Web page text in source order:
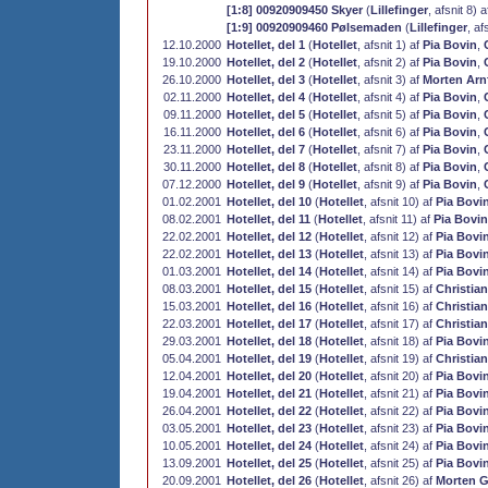
[1:8] 00920909450 Skyer (Lillefinger , afsnit 8)
[1:9] 00920909460 Pølsemaden (Lillefinger ,
12.10.2000 Hotellet, del 1 (Hotellet , afsnit 1) af Pia Bovin
19.10.2000 Hotellet, del 2 (Hotellet , afsnit 2) af Pia Bovin
26.10.2000 Hotellet, del 3 (Hotellet , afsnit 3) af Morten
02.11.2000 Hotellet, del 4 (Hotellet , afsnit 4) af Pia Bovin
09.11.2000 Hotellet, del 5 (Hotellet , afsnit 5) af Pia Bovin
16.11.2000 Hotellet, del 6 (Hotellet , afsnit 6) af Pia Bovin
23.11.2000 Hotellet, del 7 (Hotellet , afsnit 7) af Pia Bovin
30.11.2000 Hotellet, del 8 (Hotellet , afsnit 8) af Pia Bovin
07.12.2000 Hotellet, del 9 (Hotellet , afsnit 9) af Pia Bovin
01.02.2001 Hotellet, del 10 (Hotellet , afsnit 10) af Pia
08.02.2001 Hotellet, del 11 (Hotellet , afsnit 11) af Pia Bovin
22.02.2001 Hotellet, del 12 (Hotellet , afsnit 12) af Pia
22.02.2001 Hotellet, del 13 (Hotellet , afsnit 13) af Pia
01.03.2001 Hotellet, del 14 (Hotellet , afsnit 14) af Pia
08.03.2001 Hotellet, del 15 (Hotellet , afsnit 15) af
15.03.2001 Hotellet, del 16 (Hotellet , afsnit 16) af
22.03.2001 Hotellet, del 17 (Hotellet , afsnit 17) af
29.03.2001 Hotellet, del 18 (Hotellet , afsnit 18) af Pia
05.04.2001 Hotellet, del 19 (Hotellet , afsnit 19) af
12.04.2001 Hotellet, del 20 (Hotellet , afsnit 20) af Pia
19.04.2001 Hotellet, del 21 (Hotellet , afsnit 21) af Pia
26.04.2001 Hotellet, del 22 (Hotellet , afsnit 22) af Pia
03.05.2001 Hotellet, del 23 (Hotellet , afsnit 23) af Pia
10.05.2001 Hotellet, del 24 (Hotellet , afsnit 24) af Pia
13.09.2001 Hotellet, del 25 (Hotellet , afsnit 25) af Pia
20.09.2001 Hotellet, del 26 (Hotellet , afsnit 26) af Morten